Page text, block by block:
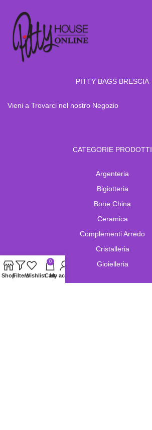
PITTY BAGS BRESCIA
Vieni a Trovarci nel nostro Negozio
CATEGORIE PRODOTTI
Argenteria
Bigiotteria
Bone China
Ceramica
Complementi Arredo
Cristalleria
Gioielleria
ShopFiltersWishlist
0
CartMy account